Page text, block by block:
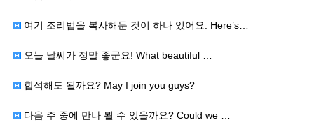
여기 조리법을 복사해둔 것이 하나 있어요. Here’s…
오늘 날씨가 정말 좋군요! What beautiful …
합석해도 될까요? May I join you guys?
다음 주 중에 만나 뵐 수 있을까요? Could we …